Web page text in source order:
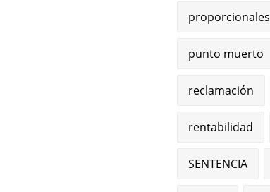
proporcionales
punto muerto
reclamación
rentabilidad
SENTENCIA